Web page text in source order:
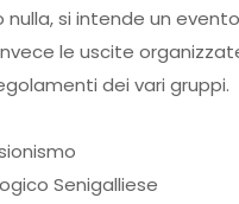
nulla, si intende un
le uscite
dei vari gruppi.
Senigalliese